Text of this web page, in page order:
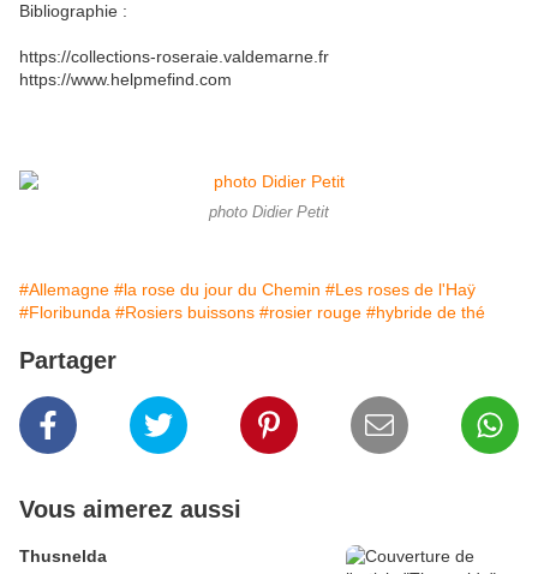
Bibliographie :
https://collections-roseraie.valdemarne.fr
https://www.helpmefind.com
photo Didier Petit
#Allemagne #la rose du jour du Chemin #Les roses de l'Haÿ
#Floribunda #Rosiers buissons #rosier rouge #hybride de thé
Partager
Vous aimerez aussi
Thusnelda